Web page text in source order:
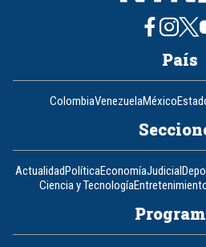
País
ColombiaVenezuelaMéxico
ActualidadPolíticaEconomíaJudicial
Ciencia y Tecnología